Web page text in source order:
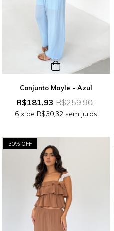
Conjunto Mayle - Azul
R$181,93 R$259,90
6 x de R$30,32 sem juros
30% OFF